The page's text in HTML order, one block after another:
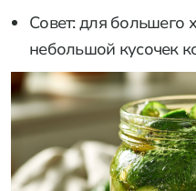
Совет: для большего
небольшой кусочек